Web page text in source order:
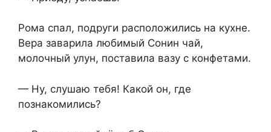
Рома спал, подруги расположились на кухне.
Вера заварила любимый Сонин чай,
молочный улун, поставила вазу с конфетами.
— Ну, слушаю тебя! Какой он, где
познакомились?